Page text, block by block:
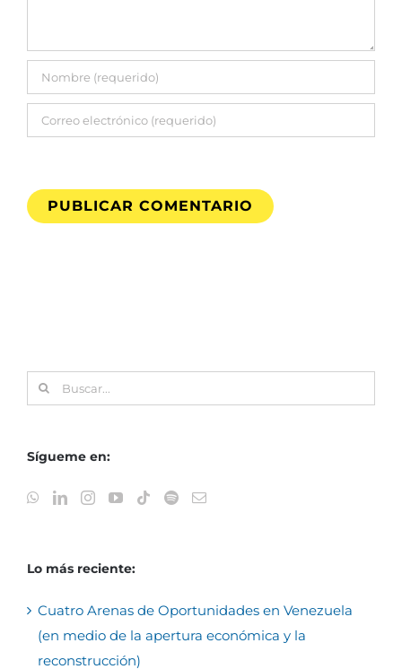
Buscar:
Sígueme en:
Lo más reciente:
Cuatro Arenas de Oportunidades en Venezuela
(en medio de la apertura económica y la
reconstrucción)